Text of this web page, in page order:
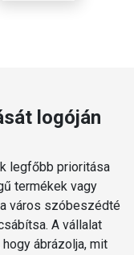
logóján
legfőbb prioritása
termékek vagy
város szóbeszédté
A vállalat
ábrázolja, mit